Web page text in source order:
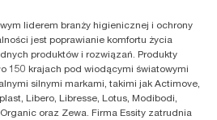
liderem branży higienicznej i ochrony
jest poprawianie komfortu życia
produktów i rozwiązań. Produkty
150 krajach pod wiodącymi światowymi
silnymi markami, takimi jak Actimove,
Libero, Libresse, Lotus, Modibodi,
oraz Zewa. Firma Essity zatrudnia